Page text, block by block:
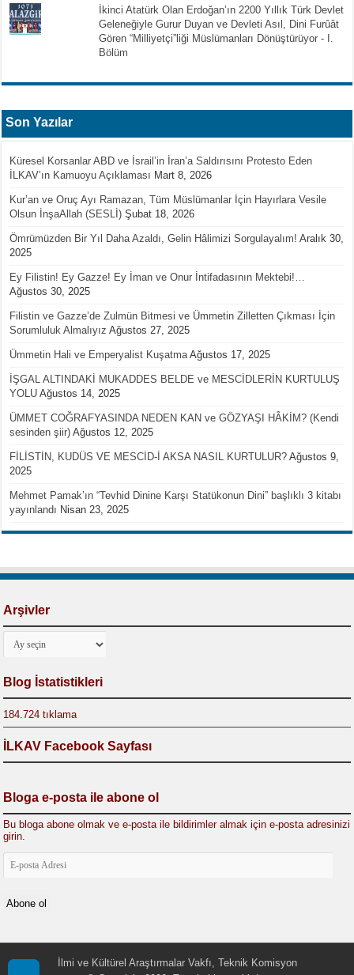
İkinci Atatürk Olan Erdoğan’ın 2200 Yıllık Türk Devlet
Geleneğiyle Gurur Duyan ve Devleti Asıl, Dini Furûât
Gören “Milliyetçi”liği Müslümanları Dönüştürüyor - I.
Bölüm
Son Yazılar
Küresel Korsanlar ABD ve İsrail’in İran’a Saldırısını Protesto Eden
İLKAV’ın Kamuoyu Açıklaması Mart 8, 2026
Kur’an ve Oruç Ayı Ramazan, Tüm Müslümanlar İçin Hayırlara Vesile
Olsun İnşaAllah (SESLİ) Şubat 18, 2026
Ömrümüzden Bir Yıl Daha Azaldı, Gelin Hâlimizi Sorgulayalım! Aralık 30,
2025
Ey Filistin! Ey Gazze! Ey İman ve Onur İntifadasının Mektebi!…
Ağustos 30, 2025
Filistin ve Gazze’de Zulmün Bitmesi ve Ümmetin Zilletten Çıkması İçin
Sorumluluk Almalıyız Ağustos 27, 2025
Ümmetin Hali ve Emperyalist Kuşatma Ağustos 17, 2025
İŞGAL ALTINDAKİ MUKADDES BELDE ve MESCİDLERİN KURTULUŞ
YOLU Ağustos 14, 2025
ÜMMET COĞRAFYASINDA NEDEN KAN ve GÖZYAŞI HÂKİM? (Kendi
sesinden şiir) Ağustos 12, 2025
FİLİSTİN, KUDÜS VE MESCİD-İ AKSA NASIL KURTULUR? Ağustos 9,
2025
Mehmet Pamak’ın “Tevhid Dinine Karşı Statükonun Dini” başlıklı 3 kitabı
yayınlandı Nisan 23, 2025
Arşivler
Arşivler
Blog İstatistikleri
184.724 tıklama
İLKAV Facebook Sayfası
Bloga e-posta ile abone ol
Bu bloga abone olmak ve e-posta ile bildirimler almak için e-posta adresinizi
girin.
E-
posta
Abone ol
İlmi ve Kültürel Araştırmalar Vakfı, Teknik Komisyon